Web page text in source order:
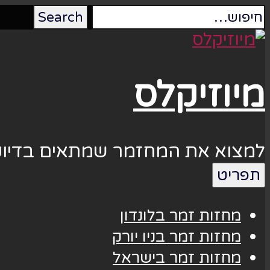
מיוזיקלס
למצוא את המחזמר שמתאים
תפריט
מחזות זמר בלונדון
מחזות זמר בניו יורק
מחזות זמר בישראל